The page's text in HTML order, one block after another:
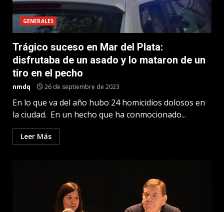
GENERALES
Trágico suceso en Mar del Plata:
disfrutaba de un asado y lo mataron de un
tiro en el pecho
nmdq 26 de septiembre de 2023
En lo que va del año hubo 24 homicidios dolosos en
la ciudad. En un hecho que ha conmocionado...
Leer Más